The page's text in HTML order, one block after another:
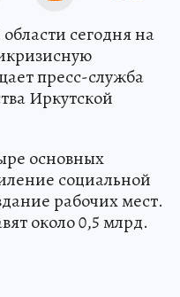
сегодня на
пресс-служба
Иркутской
основных
социальной
рабочих мест.
около 0,5 млрд.